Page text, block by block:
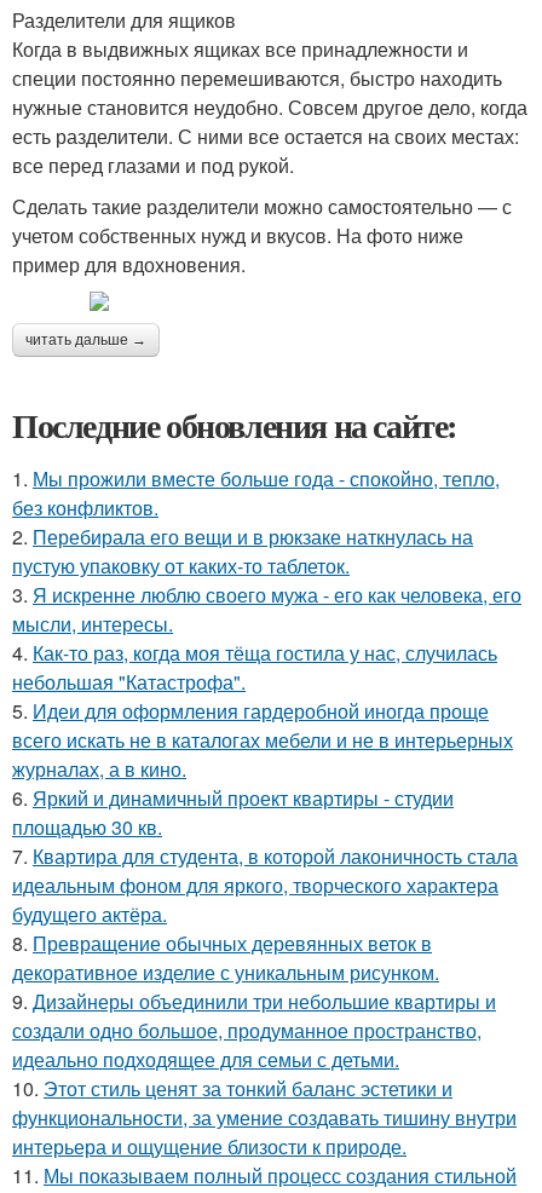
Разделители для ящиков
Когда в выдвижных ящиках все принадлежности и
специи постоянно перемешиваются, быстро находить
нужные становится неудобно. Совсем другое дело, когда
есть разделители. С ними все остается на своих местах:
все перед глазами и под рукой.
Сделать такие разделители можно самостоятельно — с
учетом собственных нужд и вкусов. На фото ниже
пример для вдохновения.
читать дальше →
Последние обновления на сайте:
1. Мы прожили вместе больше года - спокойно, тепло,
без конфликтов.
2. Перебирала его вещи и в рюкзаке наткнулась на
пустую упаковку от каких-то таблеток.
3. Я искренне люблю своего мужа - его как человека, его
мысли, интересы.
4. Как-то раз, когда моя тёща гостила у нас, случилась
небольшая "Катастрофа".
5. Идеи для оформления гардеробной иногда проще
всего искать не в каталогах мебели и не в интерьерных
журналах, а в кино.
6. Яркий и динамичный проект квартиры - студии
площадью 30 кв.
7. Квартира для студента, в которой лаконичность стала
идеальным фоном для яркого, творческого характера
будущего актёра.
8. Превращение обычных деревянных веток в
декоративное изделие с уникальным рисунком.
9. Дизайнеры объединили три небольшие квартиры и
создали одно большое, продуманное пространство,
идеально подходящее для семьи с детьми.
10. Этот стиль ценят за тонкий баланс эстетики и
функциональности, за умение создавать тишину внутри
интерьера и ощущение близости к природе.
11. Мы показываем полный процесс создания стильной